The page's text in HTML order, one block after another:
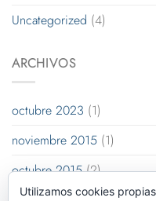
Uncategorized (4)
ARCHIVOS
octubre 2023 (1)
noviembre 2015 (1)
octubre 2015(2)
Utilizamos cookies